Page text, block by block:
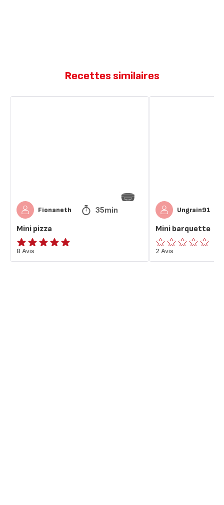
Recettes similaires
Fionaneth 35min
Mini pizza
Avis
5
8 Avis
Ungrain91
Mini barquette
ratings.0
2 Avis